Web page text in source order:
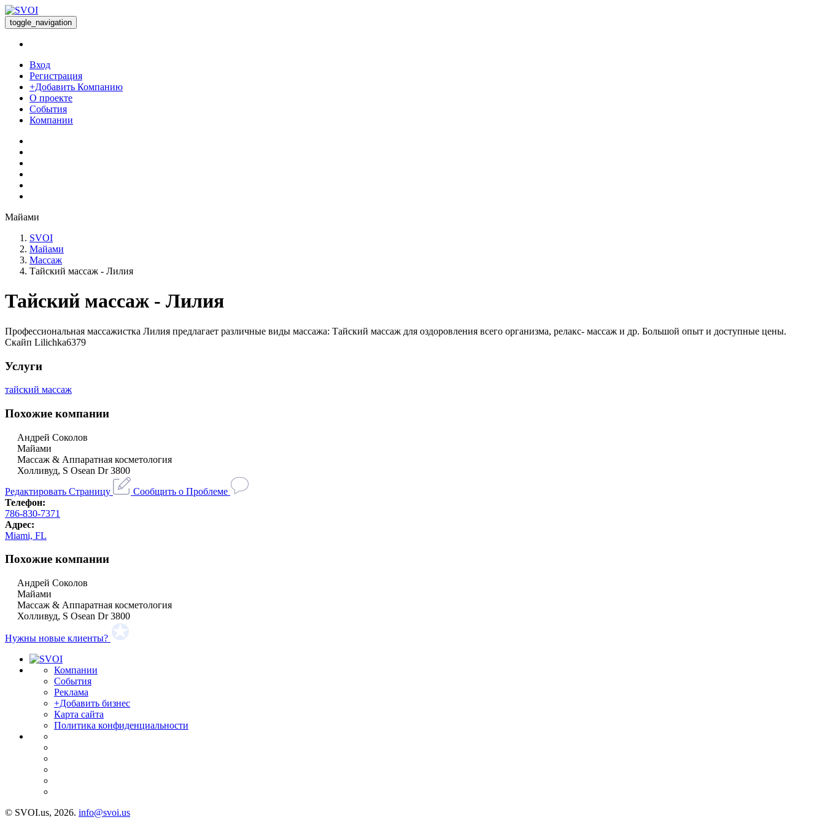
toggle_navigation
Вход
Регистрация
+Добавить Компанию
О проекте
События
Компании
Майами
SVOI
Майами
Массаж
Тайский массаж - Лилия
Тайский массаж - Лилия
Профессиональная массажистка Лилия предлагает различные виды массажа: Тайский массаж для оздоровления всего организма, релакс- массаж и др. Большой опыт и доступные цены.
Скайп Lilichka6379
Услуги
тайский массаж
Похожие компании
Андрей Соколов
Майами
Массаж & Аппаратная косметология
Холливуд, S Osean Dr 3800
Редактировать Страницу
Сообщить о Проблеме
Телефон:
786-830-7371
Адрес:
Miami, FL
Похожие компании
Андрей Соколов
Майами
Массаж & Аппаратная косметология
Холливуд, S Osean Dr 3800
Нужны новые клиенты?
Компании
События
Реклама
+Добавить бизнес
Карта сайта
Политика конфиденциальности
© SVOI.us, 2026. info@svoi.us